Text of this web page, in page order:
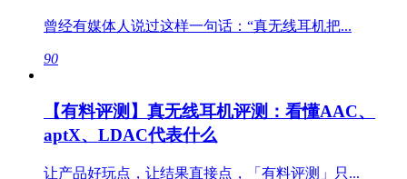
曾经有媒体人说过这样一句话：“真无线耳机把...
90
【有料评测】真无线耳机评测：看懂AAC、
aptX、LDAC代表什么
让产品好玩点，让结果直接点，「有料评测」只...